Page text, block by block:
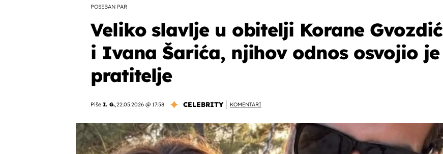
POSEBAN PAR
Veliko slavlje u obitelji Korane Gvozdić
i Ivana Šarića, njihov odnos osvojio je
pratitelje
Piše I. G.,22.05.2026 @ 17:58 CELEBRITY KOMENTARI